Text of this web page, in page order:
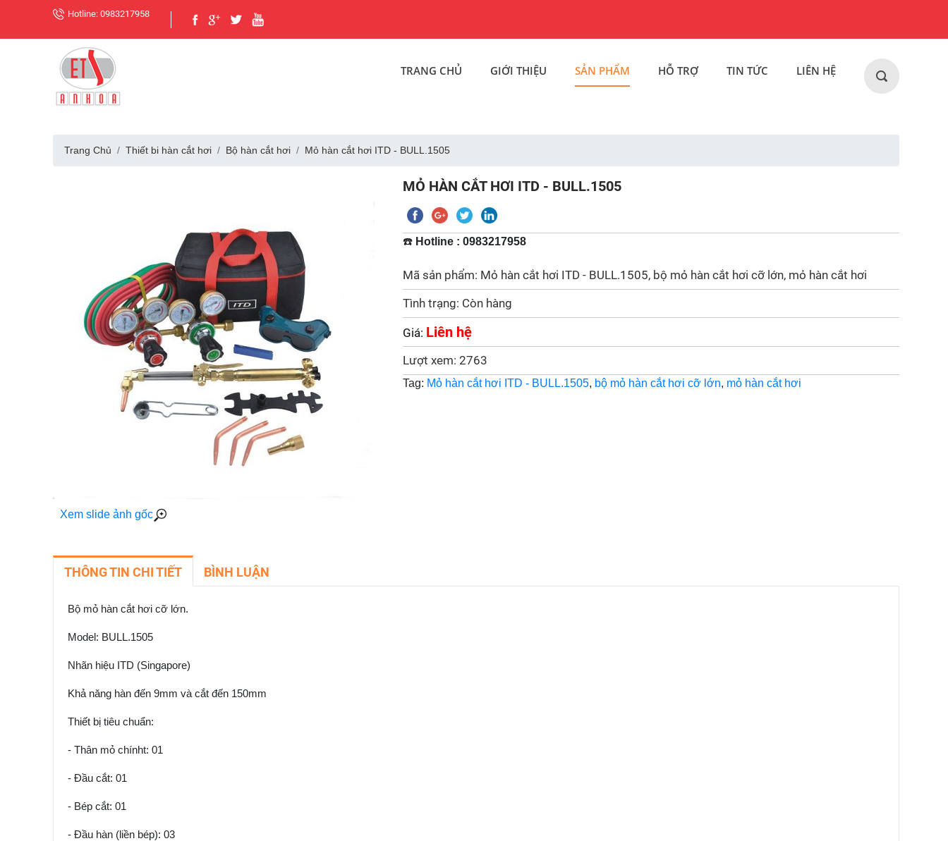
Hotline: 0983217958
TRANG CHỦ GIỚI THIỆU SẢN PHẨM HỖ TRỢ TIN TỨC LIÊN HỆ
Trang Chủ Thiết bi hàn cắt hơi Bộ hàn cắt hơi Mỏ hàn cắt hơi ITD - BULL.1505
Xem slide ảnh gốc
MỎ HÀN CẮT HƠI ITD - BULL.1505
☎️ Hotline : 0983217958
Mã sản phẩm: Mỏ hàn cắt hơi ITD - BULL.1505, bộ mỏ hàn cắt hơi cỡ lớn, mỏ hàn cắt hơi
Tình trạng: Còn hàng
Giá: Liên hệ
Lượt xem: 2763
Tag: Mỏ hàn cắt hơi ITD - BULL.1505, bộ mỏ hàn cắt hơi cỡ lớn, mỏ hàn cắt hơi
THÔNG TIN CHI TIẾT BÌNH LUẬN
Bộ mỏ hàn cắt hơi cỡ lớn.
Model: BULL.1505
Nhãn hiệu ITD (Singapore)
Khả năng hàn đến 9mm và cắt đến 150mm
Thiết bị tiêu chuẩn:
- Thân mỏ chínht: 01
- Đầu cắt: 01
- Bép cắt: 01
- Đầu hàn (liền bép): 03